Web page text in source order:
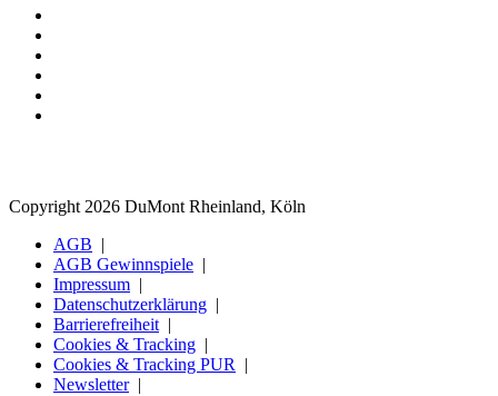
Copyright 2026 DuMont Rheinland, Köln
AGB
AGB Gewinnspiele
Impressum
Datenschutzerklärung
Barrierefreiheit
Cookies & Tracking
Cookies & Tracking PUR
Newsletter